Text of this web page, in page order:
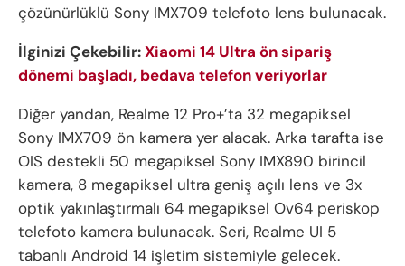
çözünürlüklü Sony IMX709 telefoto lens bulunacak.
İlginizi Çekebilir:Xiaomi 14 Ultra ön sipariş
dönemi başladı, bedava telefon veriyorlar
Diğer yandan, Realme 12 Pro+’ta 32 megapiksel
Sony IMX709 ön kamera yer alacak. Arka tarafta ise
OIS destekli 50 megapiksel Sony IMX890 birincil
kamera, 8 megapiksel ultra geniş açılı lens ve 3x
optik yakınlaştırmalı 64 megapiksel Ov64 periskop
telefoto kamera bulunacak. Seri, Realme UI 5
tabanlı Android 14 işletim sistemiyle gelecek.